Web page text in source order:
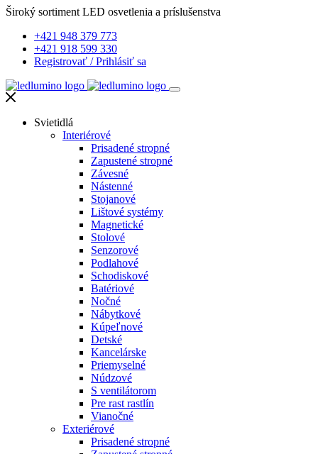
Široký sortiment LED osvetlenia a príslušenstva
+421 948 379 773
+421 918 599 330
Registrovať /Prihlásiť sa
Svietidlá
Interiérové
Prisadené stropné
Zapustené stropné
Závesné
Nástenné
Stojanové
Lištové systémy
Magnetické
Stolové
Senzorové
Podlahové
Schodiskové
Batériové
Nočné
Nábytkové
Kúpeľnové
Detské
Kancelárske
Priemyselné
Núdzové
S ventilátorom
Pre rast rastlín
Vianočné
Exteriérové
Prisadené stropné